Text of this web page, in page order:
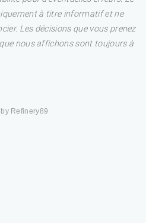
à titre informatif et ne
Les décisions que vous prenez
nous affichons sont toujours à
Refinery89